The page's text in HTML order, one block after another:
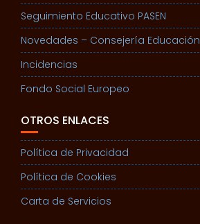
Seguimiento Educativo PASEN
Novedades – Consejería Educación
Incidencias
Fondo Social Europeo
OTROS ENLACES
Política de Privacidad
Política de Cookies
Carta de Servicios